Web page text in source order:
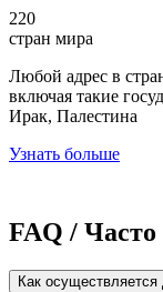
220
стран мира
Любой адрес в
включая такие
Ирак, Палестина
Узнать больше
FAQ /
Как